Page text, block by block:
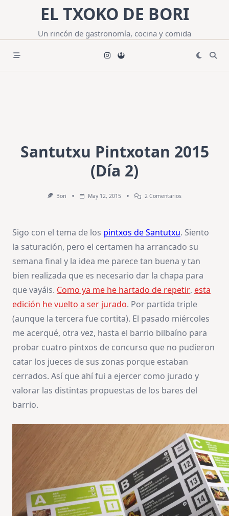
contenido
EL TXOKO DE BORI
Un rincón de gastronomía, cocina y comida
Santutxu Pintxotan 2015
(Día 2)
Bori May 12, 2015 2 ComentariosEn
2)
Sigo con el tema de los pintxos de Santutxu. Siento
la saturación, pero el certamen ha arrancado su
semana final y la idea me parece tan buena y tan
bien realizada que es necesario dar la chapa para
que vayáis. Como ya me he hartado de repetir, esta
edición he vuelto a ser jurado. Por partida triple
(aunque la tercera fue cortita). El pasado miércoles
me acerqué, otra vez, hasta el barrio bilbaíno para
probar cuatro pintxos de concurso que no pudieron
catar los jueces de sus zonas porque estaban
cerrados. Así que ahí fui a ejercer como jurado y
valorar las distintas propuestas de los bares del
barrio.